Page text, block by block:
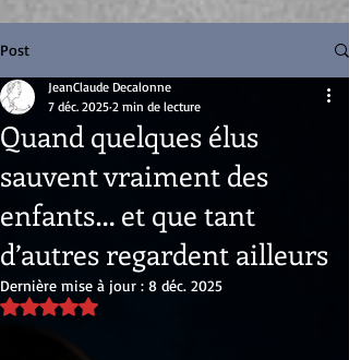
Post
Quand quelques élus
sauvent vraiment des
enfants… et que tant
d’autres regardent ailleurs
JeanClaude Decalonne
7 déc. 2025 2 min de lecture
Dernière mise à jour : 8 déc. 2025
Noté NaN étoiles sur 5.